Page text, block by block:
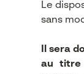
Le
sans
Il sera
au titre